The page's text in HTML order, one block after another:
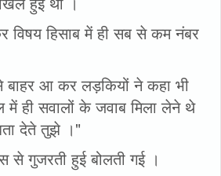
हिसाब में ही सब से कम नंबर
बाहर आ कर लड़कियों ने कहा भी
में ही सवालों के जवाब मिला लेने थे
देते तुझे ।"
से गुजरती हुई बोलती गई ।